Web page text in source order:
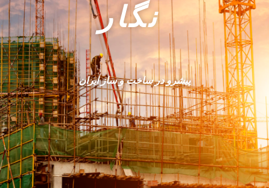
نگار
پیشرو در ساخت و ساز ایران